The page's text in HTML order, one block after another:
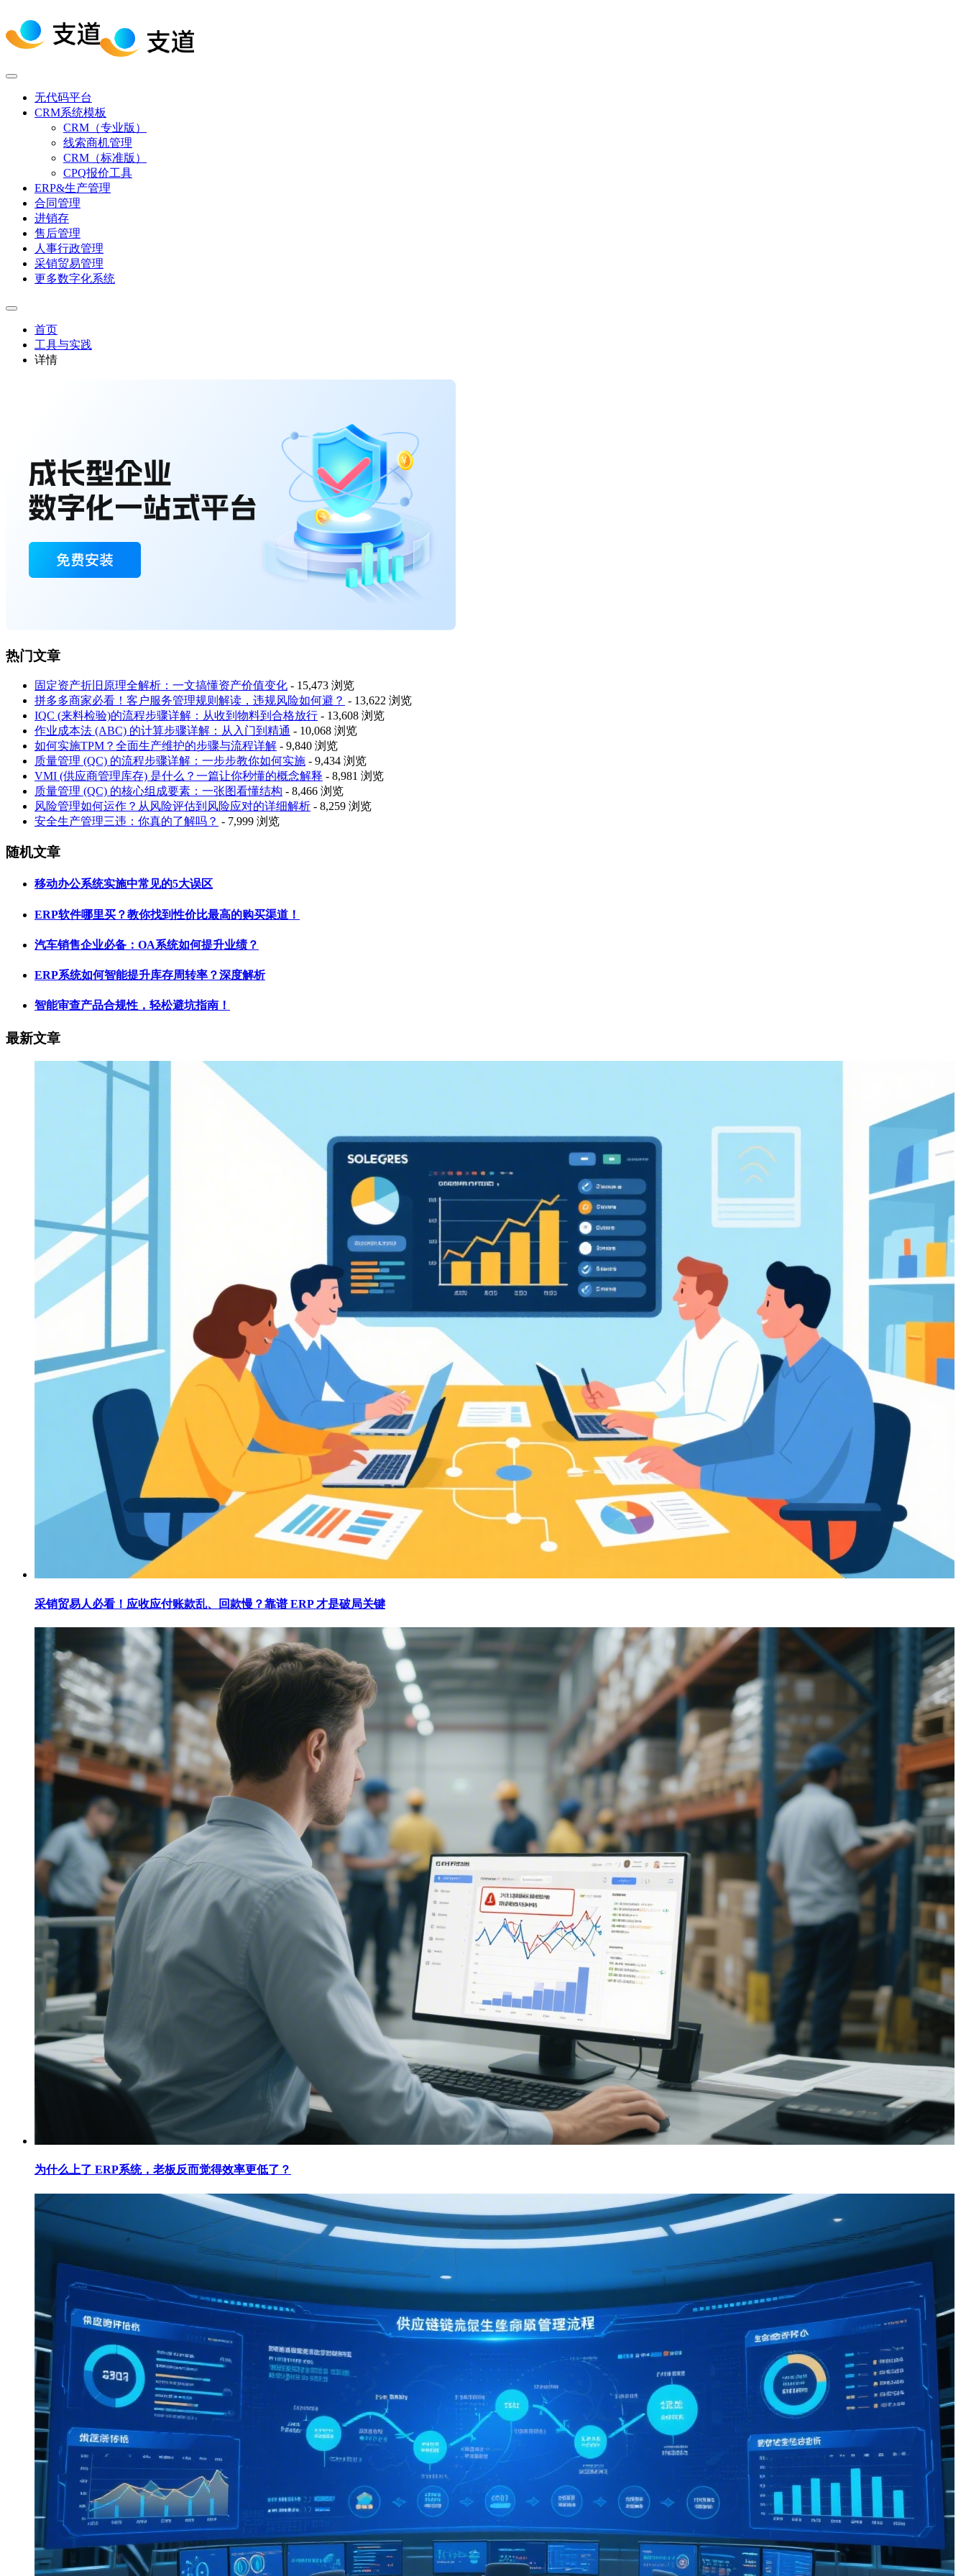
无代码平台
CRM系统模板
CRM（专业版）
线索商机管理
CRM（标准版）
CPQ报价工具
ERP&生产管理
合同管理
进销存
售后管理
人事行政管理
采销贸易管理
更多数字化系统
首页
工具与实践
详情
热门文章
固定资产折旧原理全解析：一文搞懂资产价值变化 - 15,473 浏览
拼多多商家必看！客户服务管理规则解读，违规风险如何避？ - 13,622 浏览
IQC (来料检验)的流程步骤详解：从收到物料到合格放行 - 13,608 浏览
作业成本法 (ABC) 的计算步骤详解：从入门到精通 - 10,068 浏览
如何实施TPM？全面生产维护的步骤与流程详解 - 9,840 浏览
质量管理 (QC) 的流程步骤详解：一步步教你如何实施 - 9,434 浏览
VMI (供应商管理库存) 是什么？一篇让你秒懂的概念解释 - 8,981 浏览
质量管理 (QC) 的核心组成要素：一张图看懂结构 - 8,466 浏览
风险管理如何运作？从风险评估到风险应对的详细解析 - 8,259 浏览
安全生产管理三违：你真的了解吗？ - 7,999 浏览
随机文章
移动办公系统实施中常见的5大误区
ERP软件哪里买？教你找到性价比最高的购买渠道！
汽车销售企业必备：OA系统如何提升业绩？
ERP系统如何智能提升库存周转率？深度解析
智能审查产品合规性，轻松避坑指南！
最新文章
采销贸易人必看！应收应付账款乱、回款慢？靠谱 ERP 才是破局关键
为什么上了 ERP系统，老板反而觉得效率更低了？